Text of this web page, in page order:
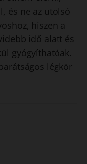
és ne az utolsó
hiszen a
idő alatt és
gyógyíthatóak.
légkör